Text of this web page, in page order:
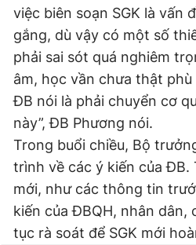
việc biên soạn SGK là vấn
gắng, dù vậy có một số
phải sai sót quá nghiêm
âm, học vần chưa thật
ĐB nói là phải chuyển cơ
này”, ĐB Phương nói.
Trong buổi chiều, Bộ
trình về các ý kiến của ĐB.
mới, như các thông tin
kiến của ĐBQH, nhân
tục rà soát để SGK mới